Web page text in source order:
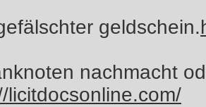
geldschein.
nachmacht
licitdocsonline.com/